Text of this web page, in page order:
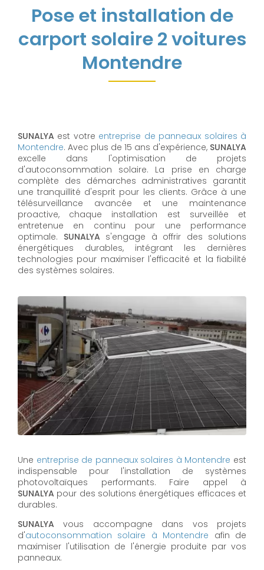
Pose et installation de
carport solaire 2 voitures
Montendre
SUNALYA est votre entreprise de panneaux solaires à
Montendre. Avec plus de 15 ans d'expérience, SUNALYA
excelle dans l'optimisation de projets
d'autoconsommation solaire. La prise en charge
complète des démarches administratives garantit
une tranquillité d'esprit pour les clients. Grâce à une
télésurveillance avancée et une maintenance
proactive, chaque installation est surveillée et
entretenue en continu pour une performance
optimale. SUNALYA s'engage à offrir des solutions
énergétiques durables, intégrant les dernières
technologies pour maximiser l'efficacité et la fiabilité
des systèmes solaires.
Une entreprise de panneaux solaires à Montendre est
indispensable pour l'installation de systèmes
photovoltaïques performants. Faire appel à
SUNALYA pour des solutions énergétiques efficaces et
durables.
SUNALYA vous accompagne dans vos projets
d'autoconsommation solaire à Montendre afin de
maximiser l'utilisation de l'énergie produite par vos
panneaux.